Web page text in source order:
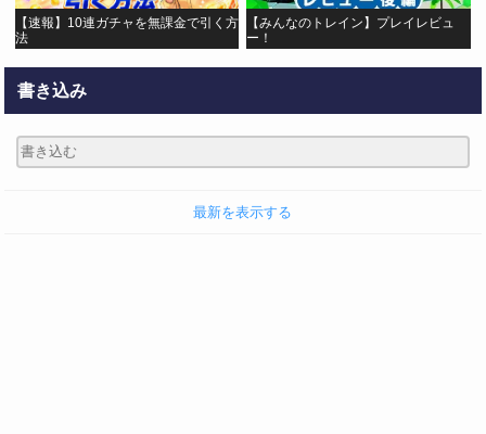
【速報】10連ガチャを無課金で引く方
法
【みんなのトレイン】プレイレビュ
ー！
書き込み
最新を表示する